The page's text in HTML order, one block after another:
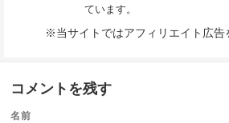
ています。
※当サイトではアフィリエイト広告
コメントを残す
名前